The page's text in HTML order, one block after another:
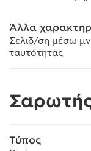
Άλλα
Σελιδ/ση μέσω
ταυτότητας
Τύπος